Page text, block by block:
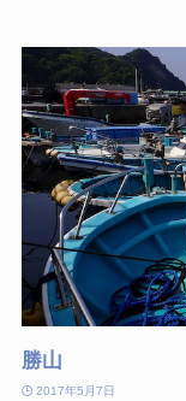
勝山
2017年5月7日